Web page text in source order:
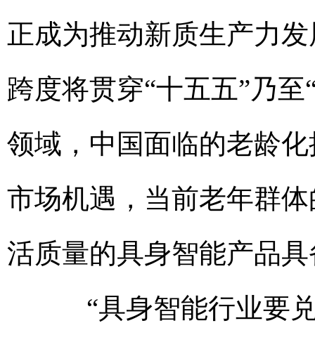
正成为推动新质生产力
跨度将贯穿“十五五”乃
领域，中国面临的老龄
市场机遇，当前老年群
活质量的具身智能产品
“具身智能行业要兑